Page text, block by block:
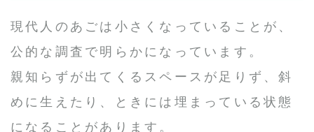
現代人のあごは小さくなっていることが、
公的な調査で明らかになっています。
親知らずが出てくるスペースが足りず、斜
めに生えたり、ときには埋まっている状態
になることがあります。